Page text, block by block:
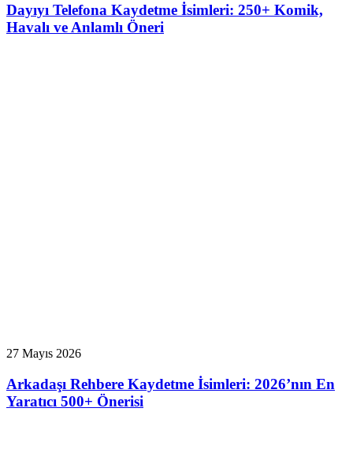
Dayıyı Telefona Kaydetme İsimleri: 250+ Komik,
Havalı ve Anlamlı Öneri
27 Mayıs 2026
Arkadaşı Rehbere Kaydetme İsimleri: 2026’nın En
Yaratıcı 500+ Önerisi